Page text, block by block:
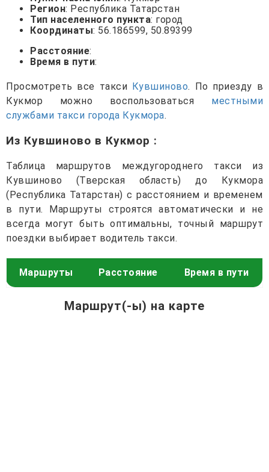
Регион: Республика Татарстан
Тип населенного пункта: город
Координаты: 56.186599, 50.89399
Расстояние:
Время в пути:
Просмотреть все такси Кувшиново. По приезду в
Кукмор можно воспользоваться местными
службами такси города Кукмора.
Из Кувшиново в Кукмор :
Таблица маршрутов междугороднего такси из
Кувшиново (Тверская область) до Кукмора
(Республика Татарстан) с расстоянием и временем
в пути. Маршруты строятся автоматически и не
всегда могут быть оптимальны, точный маршрут
поездки выбирает водитель такси.
Маршруты Расстояние Время в пути
Маршрут(-ы) на карте